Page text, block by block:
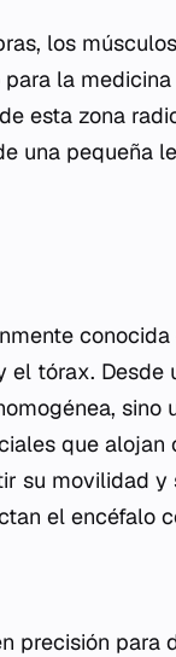
los
la
esta zona
una pequeña
tórax. Desde
que
su movilidad
el encéfalo
precisión para